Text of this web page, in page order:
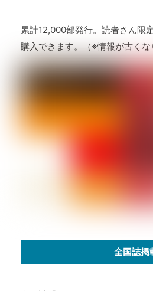
累計12,000部発行。読者さん限
購入できます。（※情報が古くな
全国誌掲